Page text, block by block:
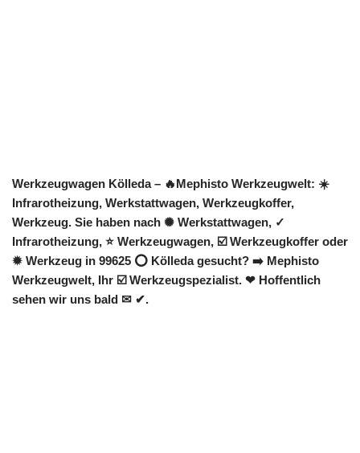
Werkzeugwagen Kölleda – 🔥Mephisto Werkzeugwelt: ☀️
Infrarotheizung, Werkstattwagen, Werkzeugkoffer,
Werkzeug. Sie haben nach ✺ Werkstattwagen, ✓
Infrarotheizung, ⭐ Werkzeugwagen, ☑️ Werkzeugkoffer oder
✹ Werkzeug in 99625 ⭕ Kölleda gesucht? ➡️ Mephisto
Werkzeugwelt, Ihr ☑️ Werkzeugspezialist. ❤ Hoffentlich
sehen wir uns bald ✉ ✔.